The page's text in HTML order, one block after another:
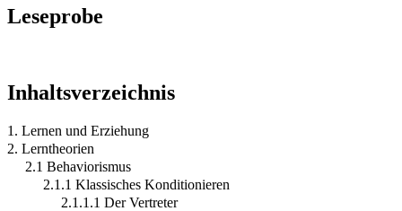
Leseprobe
Inhaltsverzeichnis
1. Lernen und Erziehung
2. Lerntheorien
2.1 Behaviorismus
2.1.1 Klassisches Konditionieren
2.1.1.1 Der Vertreter